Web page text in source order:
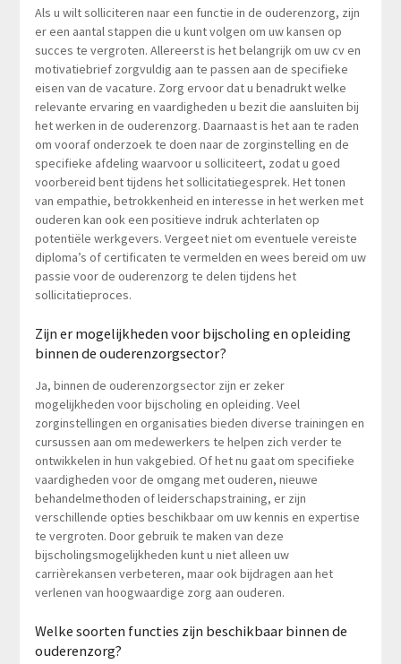
Als u wilt solliciteren naar een functie in de ouderenzorg, zijn
er een aantal stappen die u kunt volgen om uw kansen op
succes te vergroten. Allereerst is het belangrijk om uw cv en
motivatiebrief zorgvuldig aan te passen aan de specifieke
eisen van de vacature. Zorg ervoor dat u benadrukt welke
relevante ervaring en vaardigheden u bezit die aansluiten bij
het werken in de ouderenzorg. Daarnaast is het aan te raden
om vooraf onderzoek te doen naar de zorginstelling en de
specifieke afdeling waarvoor u solliciteert, zodat u goed
voorbereid bent tijdens het sollicitatiegesprek. Het tonen
van empathie, betrokkenheid en interesse in het werken met
ouderen kan ook een positieve indruk achterlaten op
potentiële werkgevers. Vergeet niet om eventuele vereiste
diploma’s of certificaten te vermelden en wees bereid om uw
passie voor de ouderenzorg te delen tijdens het
sollicitatieproces.
Zijn er mogelijkheden voor bijscholing en opleiding
binnen de ouderenzorgsector?
Ja, binnen de ouderenzorgsector zijn er zeker
mogelijkheden voor bijscholing en opleiding. Veel
zorginstellingen en organisaties bieden diverse trainingen en
cursussen aan om medewerkers te helpen zich verder te
ontwikkelen in hun vakgebied. Of het nu gaat om specifieke
vaardigheden voor de omgang met ouderen, nieuwe
behandelmethoden of leiderschapstraining, er zijn
verschillende opties beschikbaar om uw kennis en expertise
te vergroten. Door gebruik te maken van deze
bijscholingsmogelijkheden kunt u niet alleen uw
carrièrekansen verbeteren, maar ook bijdragen aan het
verlenen van hoogwaardige zorg aan ouderen.
Welke soorten functies zijn beschikbaar binnen de
ouderenzorg?